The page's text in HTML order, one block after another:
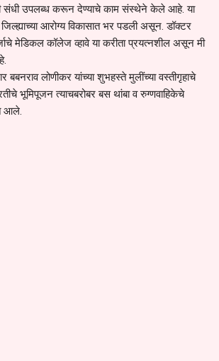
संधी उपलब्ध करून देण्याचे काम संस्थेने केले आहे. या
आरोग्य विकासात भर पडली असून. डॉक्टर
मेडिकल कॉलेज व्हावे या करीता प्रयत्नशील असून मी
बबनराव लोणीकर यांच्या शुभहस्ते मुलींच्या वस्तीगृहाचे
भूमिपूजन त्याचबरोबर बस थांबा व रुग्णवाहिकेचे
आले.